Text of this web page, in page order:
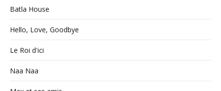
Batla House
Hello, Love, Goodbye
Le Roi d'ici
Naa Naa